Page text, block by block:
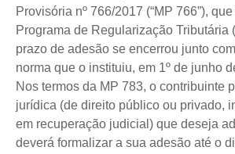
Provisória nº 766/2017 (“MP 766”),
Programa de Regularização Tributária
prazo de adesão se encerrou junto
norma que o instituiu, em 1º de junho
Nos termos da MP 783, o contribuinte
jurídica (de direito público ou privado,
em recuperação judicial) que deseja
deverá formalizar a sua adesão até o